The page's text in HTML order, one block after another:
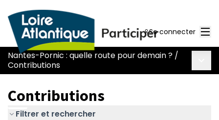
Se connecter
Nantes-Pornic : quelle route pour demain ? /
Contributions
Contributions
Filtrer et rechercher